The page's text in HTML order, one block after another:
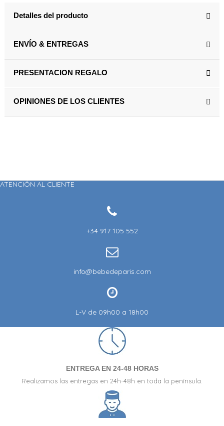
Detalles del producto
ENVÍO & ENTREGAS
PRESENTACION REGALO
OPINIONES DE LOS CLIENTES
ATENCIÓN AL CLIENTE
+34 917 105 552
info@bebedeparis.com
L-V de 09h00 a 18h00
ENTREGA EN 24-48 HORAS
Realizamos las entregas en 24h-48h en toda la península.